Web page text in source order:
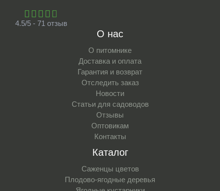
4.5/5 - 71 отзыв
О нас
О питомнике
Доставка и оплата
Гарантия и возврат
Отследить заказ
Новости
Статьи для садоводов
Отзывы
Оптовикам
Контакты
Каталог
Саженцы цветов
Плодово-ягодные деревья